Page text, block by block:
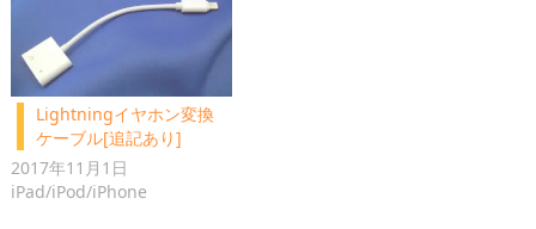
Lightningイヤホン変換
ケーブル[追記あり]
2017年11月1日
iPad/iPod/iPhone